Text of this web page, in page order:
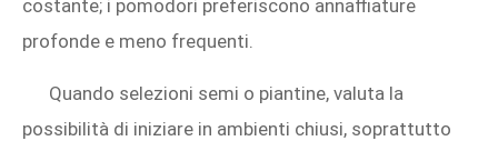
costante; i pomodori preferiscono annaffiature
profonde e meno frequenti.
Quando selezioni semi o piantine, valuta la
possibilità di iniziare in ambienti chiusi, soprattutto